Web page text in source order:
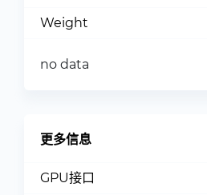
Weight
no data
更多信息
GPU接口